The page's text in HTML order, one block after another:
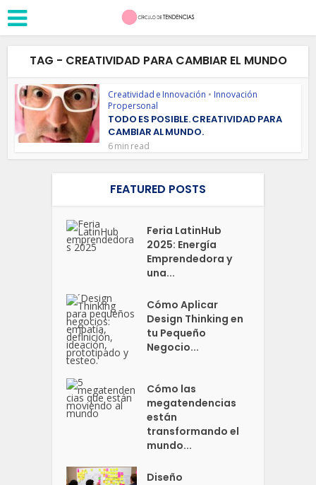
TAG - CREATIVIDAD PARA CAMBIAR EL MUNDO
Creatividad e Innovación • Innovación
Propersonal
TODO ES POSIBLE. CREATIVIDAD PARA
CAMBIAR AL MUNDO.
6 min read
FEATURED POSTS
Feria LatinHub
2025: Energía
Emprendedora y
una...
Cómo Aplicar
Design Thinking en
tu Pequeño
Negocio...
Cómo las
megatendencias
están
transformando el
mundo...
Diseño